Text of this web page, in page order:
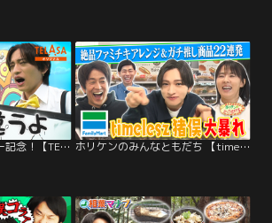
ニカゲーム レギュラー記念！【TELASA限定】積み木高く積めるかな ホリケンのみんなともだち 【timelesz猪俣×ホリケン】はしゃぎすぎてガチ怒られ！？ふれあい社会科見学（2025/10/15放送分）